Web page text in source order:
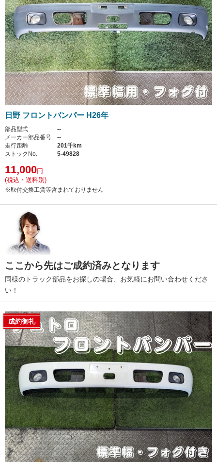
日野 フロントバンパー H26年
部品型式
--
メーカー部品番号
--
走行距離
201千km
ストックNo.
5-49828
11,000円
(税込・送料別)
※取付交換工賃等含まれておりません
ここから先はご成約済みとなります
同様のトラック部品をお探しの場合、お気軽にお問い合わせくださ
い！
成約御礼